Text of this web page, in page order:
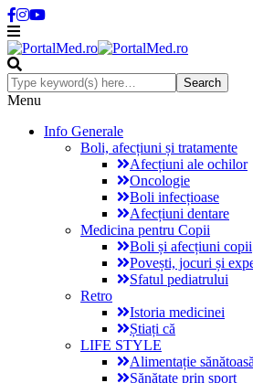
Menu
Info Generale
Boli, afecțiuni și tratamente
Afecțiuni ale ochilor
Oncologie
Boli infecțioase
Afecțiuni dentare
Medicina pentru Copii
Boli și afecțiuni copii
Povești, jocuri și
Sfatul pediatrului
Retro
Istoria medicinei
Știați că
LIFE STYLE
Alimentație sănătoasă
Sănătate prin sport